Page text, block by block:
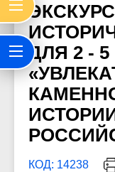
ДЛЯ 2 -
КОД: 14238